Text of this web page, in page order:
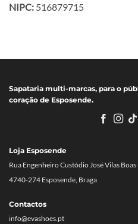
NIPC: 516879715
Sapataria multi-marcas, para o
coração de Esposende.
Loja Esposende
Rua Engenheiro Custódio José Vilas Boas
4740-274 Esposende, Braga
Contactos
info@evashoes.pt